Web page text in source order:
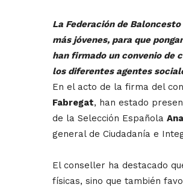
La Federación de
más jóvenes, para que
han firmado un convenio de
los diferentes agentes
En el acto de la firma del
Fabregat, han estado
de la Selección Española
general de Ciudadanía e
El conseller ha destacado
físicas, sino que también